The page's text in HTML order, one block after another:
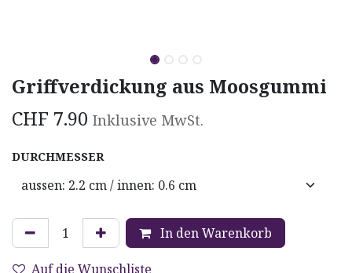
Griffverdickung aus Moosgummi
CHF 7.90 Inklusive MwSt.
DURCHMESSER
In den Warenkorb
Auf die Wunschliste